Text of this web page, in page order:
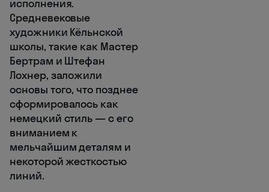
исполнения.
Средневековые
художники Кёльнской
школы, такие как Мастер
Бертрам и Штефан
Лохнер, заложили
основы того, что позднее
сформировалось как
немецкий стиль — с его
вниманием к
мельчайшим деталям и
некоторой жесткостью
линий.